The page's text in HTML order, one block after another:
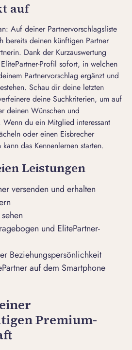
auf
Auf deiner Partnervorschlagsliste
bereits deinen künftigen Partner
Dank der Kurzauswertung
Profil sofort, in welchen
Partnervorschlag ergänzt und
Schau dir deine letzten
deine Suchkriterien, um auf
deinen Wünschen und
Wenn du ein Mitglied interessant
oder einen Eisbrecher
das Kennenlernen starten.
Leistungen
versenden und erhalten
und ElitePartner-
Beziehungspersönlichkeit
auf dem Smartphone
Premium-